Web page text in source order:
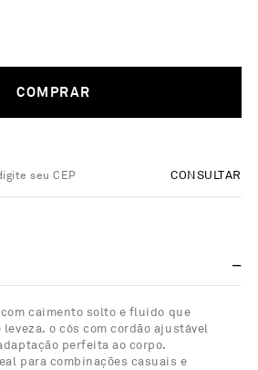
COMPRAR
CONSULTAR
caimento solto e fluido que
o cós com cordão ajustável
perfeita ao corpo.
para combinações casuais e